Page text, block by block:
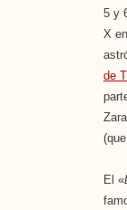
5 y
X
de
El «